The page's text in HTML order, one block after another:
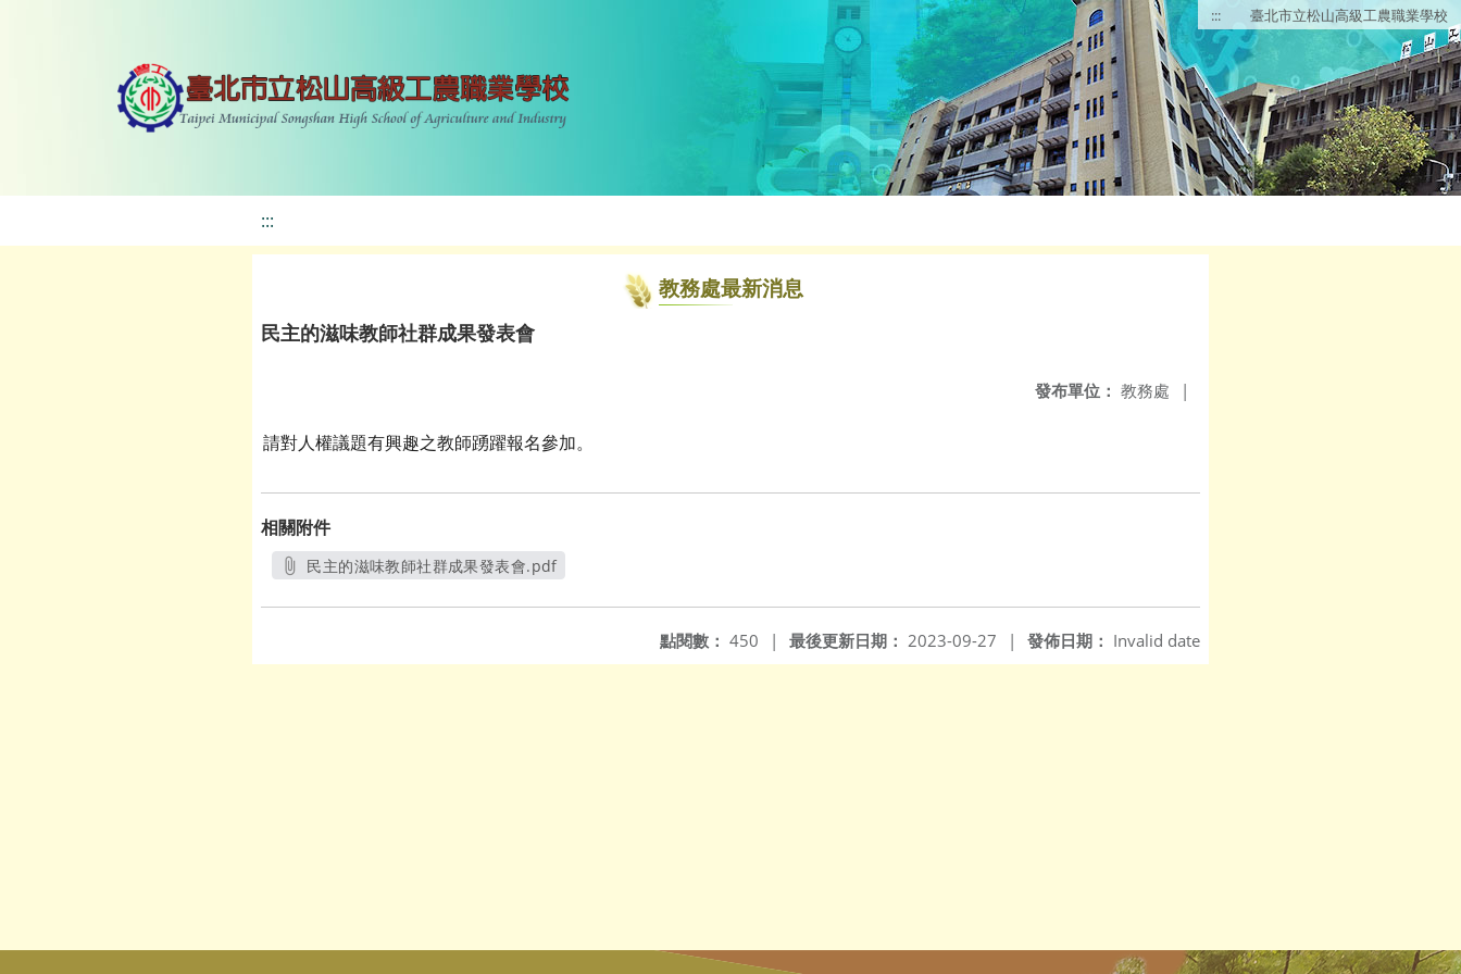
::: 臺北市立松山高級工農職業學校
:::
教務處最新消息
民主的滋味教師社群成果發表會
發布單位： 教務處 |
請對人權議題有興趣之教師踴躍報名參加。
相關附件
民主的滋味教師社群成果發表會.pdf
發佈日期： Invalid date
最後更新日期： 2023-09-27 |
點閱數： 450 |